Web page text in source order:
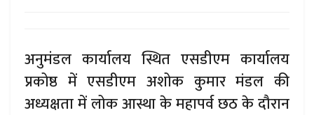
अनुमंडल कार्यालय स्थित एसडीएम कार्यालय
प्रकोष्ठ में एसडीएम अशोक कुमार मंडल की
अध्यक्षता में लोक आस्था के महापर्व छठ के दौरान